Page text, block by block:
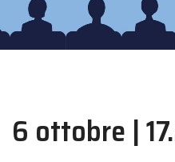
6 ottobre |